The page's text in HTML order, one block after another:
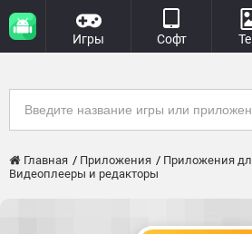
Игры Софт
Главная Приложения
Приложения
Видеоплееры и редакторы